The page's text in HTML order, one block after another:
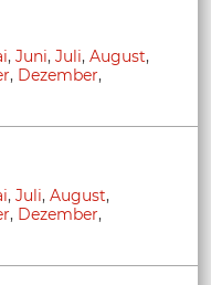
, Juni, Juli, August,
, Dezember,
, Juli, August,
, Dezember,